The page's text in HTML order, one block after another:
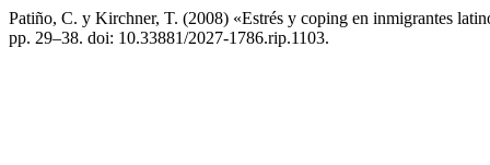
Patiño, C. y Kirchner, T. (2008) «Estrés y coping en inmigrantes
pp. 29–38. doi: 10.33881/2027-1786.rip.1103.